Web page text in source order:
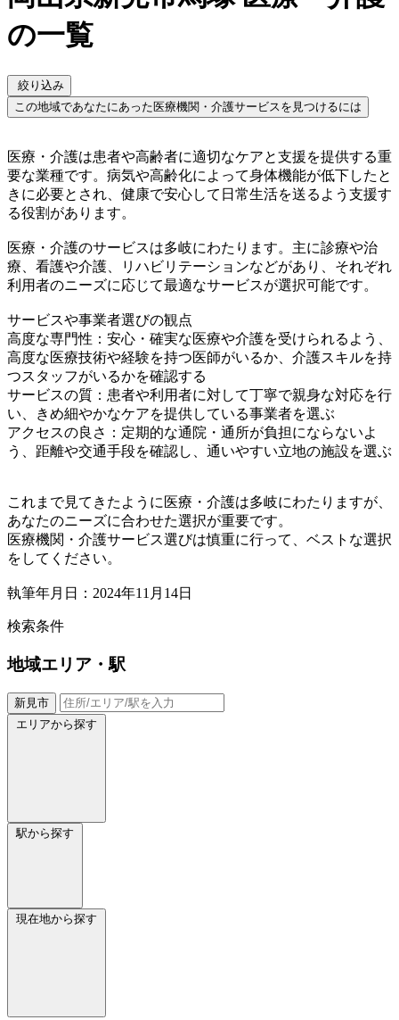
の一覧
絞り込み
この地域であなたにあった医療機関・介護サービスを見つけるには
医療・介護は患者や高齢者に適切なケアと支援を提供する重
要な業種です。病気や高齢化によって身体機能が低下したと
きに必要とされ、健康で安心して日常生活を送るよう支援す
る役割があります。
医療・介護のサービスは多岐にわたります。主に診療や治
療、看護や介護、リハビリテーションなどがあり、それぞれ
利用者のニーズに応じて最適なサービスが選択可能です。
サービスや事業者選びの観点
高度な専門性：安心・確実な医療や介護を受けられるよう、
高度な医療技術や経験を持つ医師がいるか、介護スキルを持
つスタッフがいるかを確認する
サービスの質：患者や利用者に対して丁寧で親身な対応を行
い、きめ細やかなケアを提供している事業者を選ぶ
アクセスの良さ：定期的な通院・通所が負担にならないよ
う、距離や交通手段を確認し、通いやすい立地の施設を選ぶ
これまで見てきたように医療・介護は多岐にわたりますが、
あなたのニーズに合わせた選択が重要です。
医療機関・介護サービス選びは慎重に行って、ベストな選択
をしてください。
執筆年月日：2024年11月14日
検索条件
地域エリア・駅
新見市
エリアから探す
駅から探す
現在地から探す